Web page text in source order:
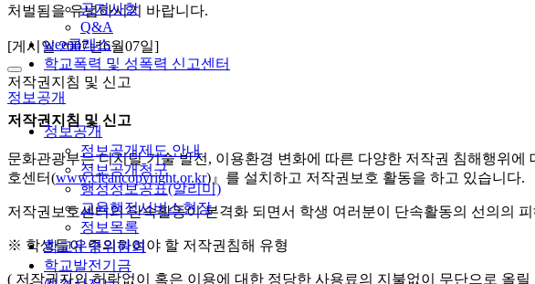
공지사항
Q&A
wee클래스
학교폭력 및 성폭력 신고센터
정보공개
정보공개
정보공개제도 안내
정보공개청구
행정정보공표(알리미)
교육행정서비스현장
정보목록
학교운영위원회
학교발전기금
처벌됨을 유념하시기 바랍니다.
[게시일 2007년6월07일]
저작권지침 및 신고
저작권지침 및 신고
문화관광부는 디지털 기술 발전, 이용환경 변화에 따른 다양한 저작권 침해행위
호센터(www.cleancopyright.or.kr)』를 설치하고 저작권보호 활동을 하고 있습니다.
저작권보호센터의 단속활동이 본격화 되면서 학생 여러분이 단속활동의 선의의
※ 학생들이 주의하여야 할 저작권침해 유형
( 저작권자의 허락없이 혹은 이용에 대한 정당한 사용료의 지불없이 무단으로 올릴